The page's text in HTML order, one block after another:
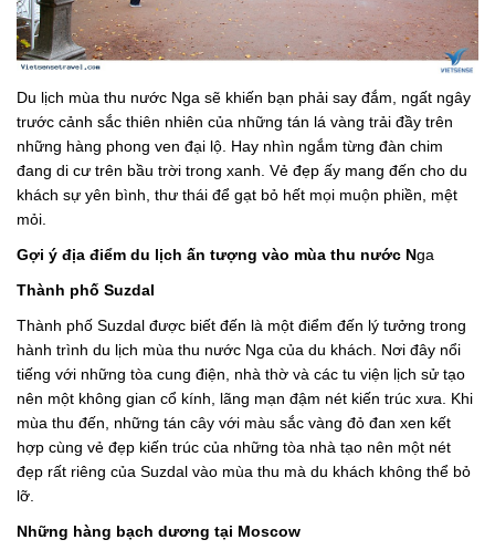
Du lịch mùa thu nước Nga sẽ khiến bạn phải say đắm, ngất ngây
trước cảnh sắc thiên nhiên của những tán lá vàng trải đầy trên
những hàng phong ven đại lộ. Hay nhìn ngắm từng đàn chim
đang di cư trên bầu trời trong xanh. Vẻ đẹp ấy mang đến cho du
khách sự yên bình, thư thái để gạt bỏ hết mọi muộn phiền, mệt
mỏi.
Gợi ý địa điểm du lịch ấn tượng vào mùa thu nước Nga
Thành phố Suzdal
Thành phố Suzdal được biết đến là một điểm đến lý tưởng trong
hành trình du lịch mùa thu nước Nga của du khách. Nơi đây nổi
tiếng với những tòa cung điện, nhà thờ và các tu viện lịch sử tạo
nên một không gian cổ kính, lãng mạn đậm nét kiến trúc xưa. Khi
mùa thu đến, những tán cây với màu sắc vàng đỏ đan xen kết
hợp cùng vẻ đẹp kiến trúc của những tòa nhà tạo nên một nét
đẹp rất riêng của Suzdal vào mùa thu mà du khách không thể bỏ
lỡ.
Những hàng bạch dương tại Moscow